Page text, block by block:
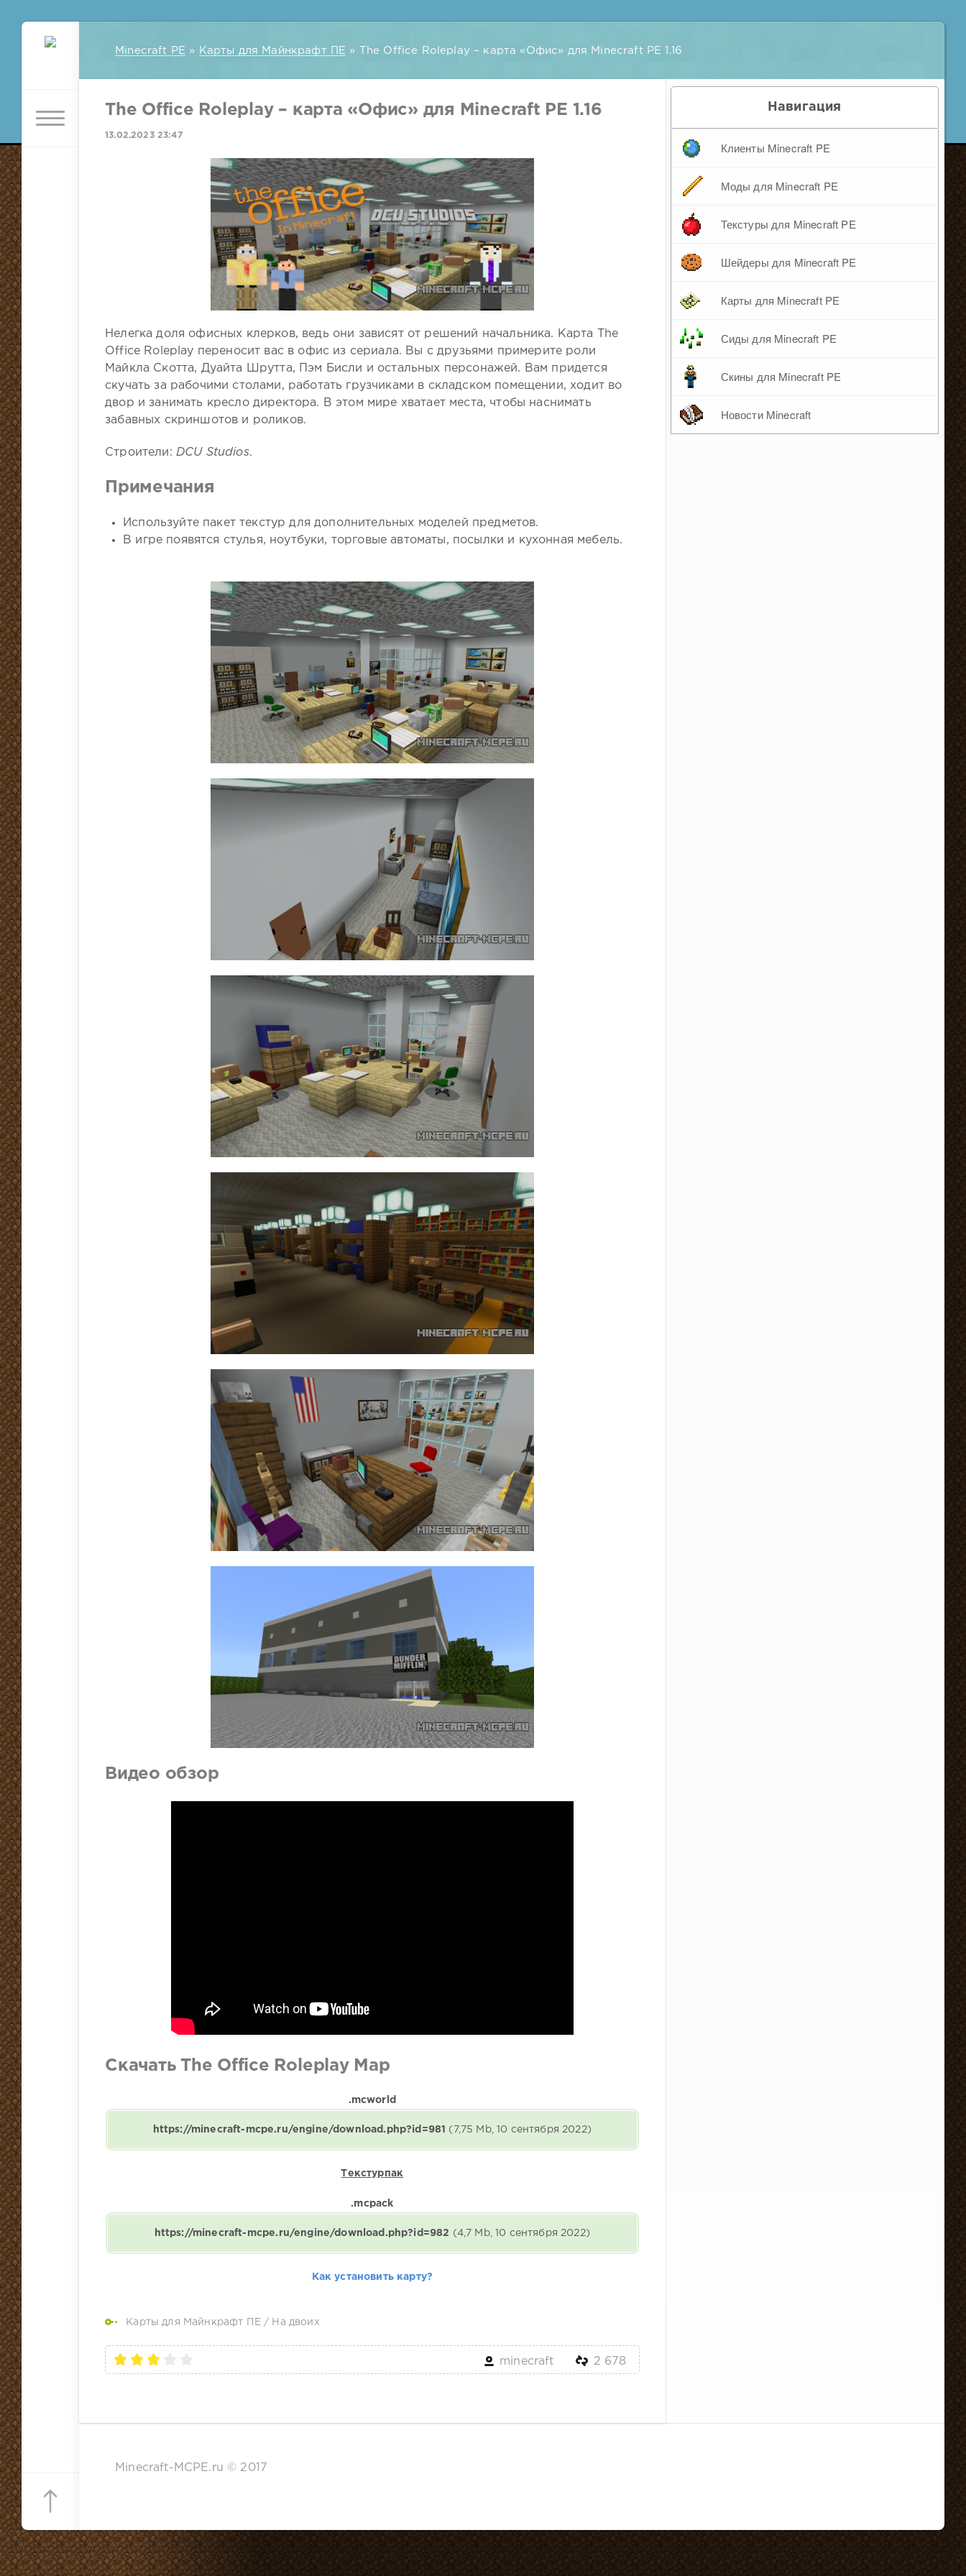
Minecraft PE » Карты для Майнкрафт ПЕ » The Office Roleplay – карта «Офис» для Minecraft PE 1.16
The Office Roleplay – карта «Офис» для Minecraft PE 1.16
13.02.2023 23:47
Нелегка доля офисных клерков, ведь они зависят от решений начальника. Карта The
Office Roleplay переносит вас в офис из сериала. Вы с друзьями примерите роли
Майкла Скотта, Дуайта Шрутта, Пэм Бисли и остальных персонажей. Вам придется
скучать за рабочими столами, работать грузчиками в складском помещении, ходит во
двор и занимать кресло директора. В этом мире хватает места, чтобы наснимать
забавных скриншотов и роликов.
Строители: DCU Studios.
Примечания
Используйте пакет текстур для дополнительных моделей предметов.
В игре появятся стулья, ноутбуки, торговые автоматы, посылки и кухонная мебель.
Видео обзор
Скачать The Office Roleplay Map
.mcworld
https://minecraft-mcpe.ru/engine/download.php?id=981 (7,75 Mb, 10 сентября 2022)
Текстурпак
.mcpack
https://minecraft-mcpe.ru/engine/download.php?id=982 (4,7 Mb, 10 сентября 2022)
Как установить карту?
Карты для Майнкрафт ПЕ/ На двоих
minecraft 2 678
Навигация
Клиенты Minecraft PE
Моды для Minecraft PE
Текстуры для Minecraft PE
Шейдеры для Minecraft PE
Карты для Minecraft PE
Сиды для Minecraft PE
Скины для Minecraft PE
Новости Minecraft
Minecraft-MCPE.ru © 2017